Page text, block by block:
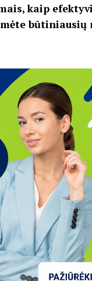
kaip
būtiniausių